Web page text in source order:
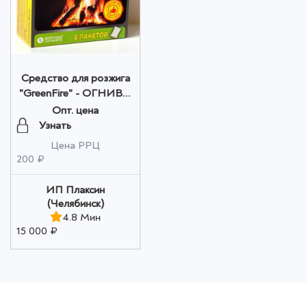
Средство для розжига
"GreenFire" - ОГНИВО
(Новинка) 80 гр.(в
коробке 8 пакетов по 10
Опт. цена
Узнать
Цена РРЦ
200 ₽
ИП Плаксин
(Челябинск)
4.8 Мин
15 000 ₽